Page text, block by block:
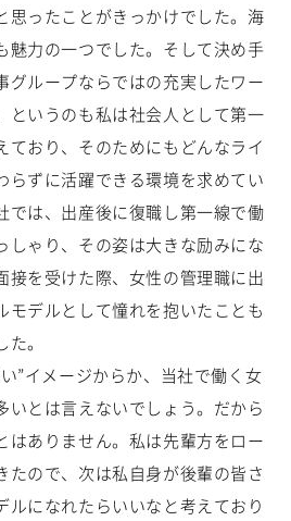
思ったことがきっかけでした。海
魅力の一つでした。そして決め手
グループならではの充実したワー
というのも私は社会人として第一
ており、そのためにもどんなライ
らずに活躍できる環境を求めてい
では、出産後に復職し第一線で働
しゃり、その姿は大きな励みにな
接を受けた際、女性の管理職に出
モデルとして憧れを抱いたことも
。
”イメージからか、当社で働く女
いとは言えないでしょう。だから
はありません。私は先輩方をロー
たので、次は私自身が後輩の皆さ
ルになれたらいいなと考えており